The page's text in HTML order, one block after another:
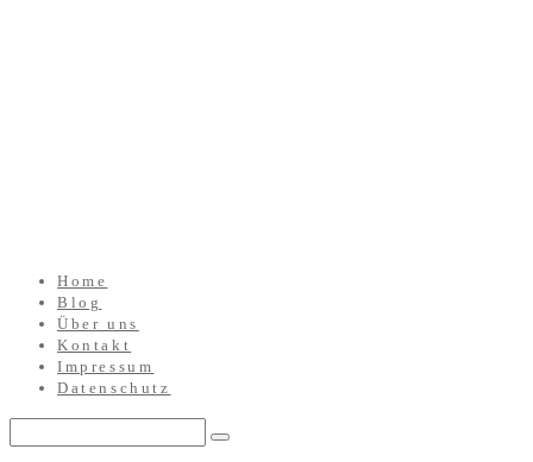
Home
Blog
Über uns
Kontakt
Impressum
Datenschutz